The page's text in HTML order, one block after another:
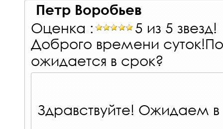
Петр Воробьев
Оценка :
5 из 5 звезд!
Доброго времени
ожидается в срок?
Здравствуйте! Ожидаем